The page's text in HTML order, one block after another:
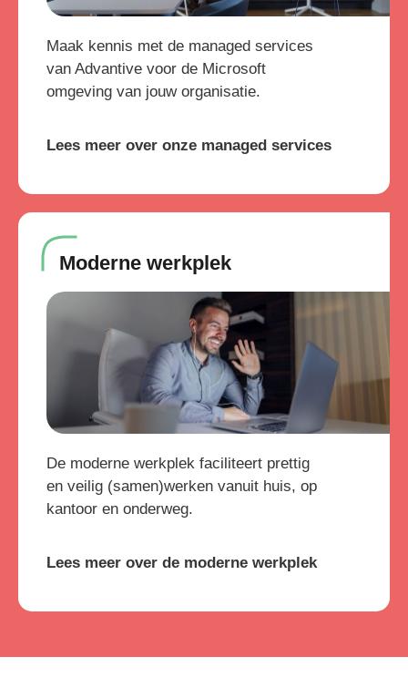
Maak kennis met de managed services
van Advantive voor de Microsoft
omgeving van jouw organisatie.
Lees meer over onze managed services
Moderne werkplek
De moderne werkplek faciliteert prettig
en veilig (samen)werken vanuit huis, op
kantoor en onderweg.
Lees meer over de moderne werkplek